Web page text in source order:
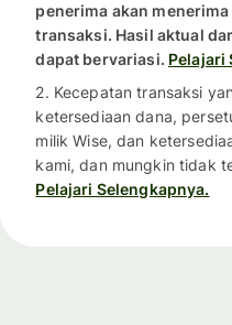
penerima akan
transaksi. Hasil aktual
dapat bervariasi. Pelajari
2. Kecepatan transaksi
ketersediaan dana,
milik Wise, dan
kami, dan mungkin tidak
Pelajari Selengkapnya.